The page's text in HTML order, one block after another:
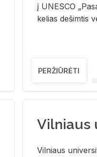
į UNESCO
kelias dešimtis
PERŽIŪRĖTI
Vilniaus
Vil­niaus